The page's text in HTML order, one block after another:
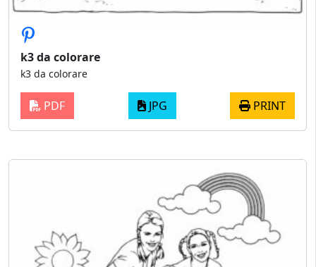
k3 da colorare
k3 da colorare
PDF JPG PRINT